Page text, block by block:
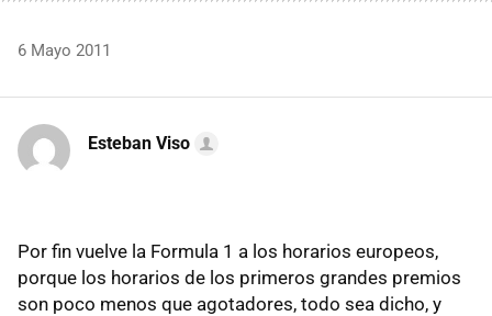
6 Mayo 2011
Esteban Viso
Por fin vuelve la Formula 1 a los horarios europeos,
porque los horarios de los primeros grandes premios
son poco menos que agotadores, todo sea dicho, y